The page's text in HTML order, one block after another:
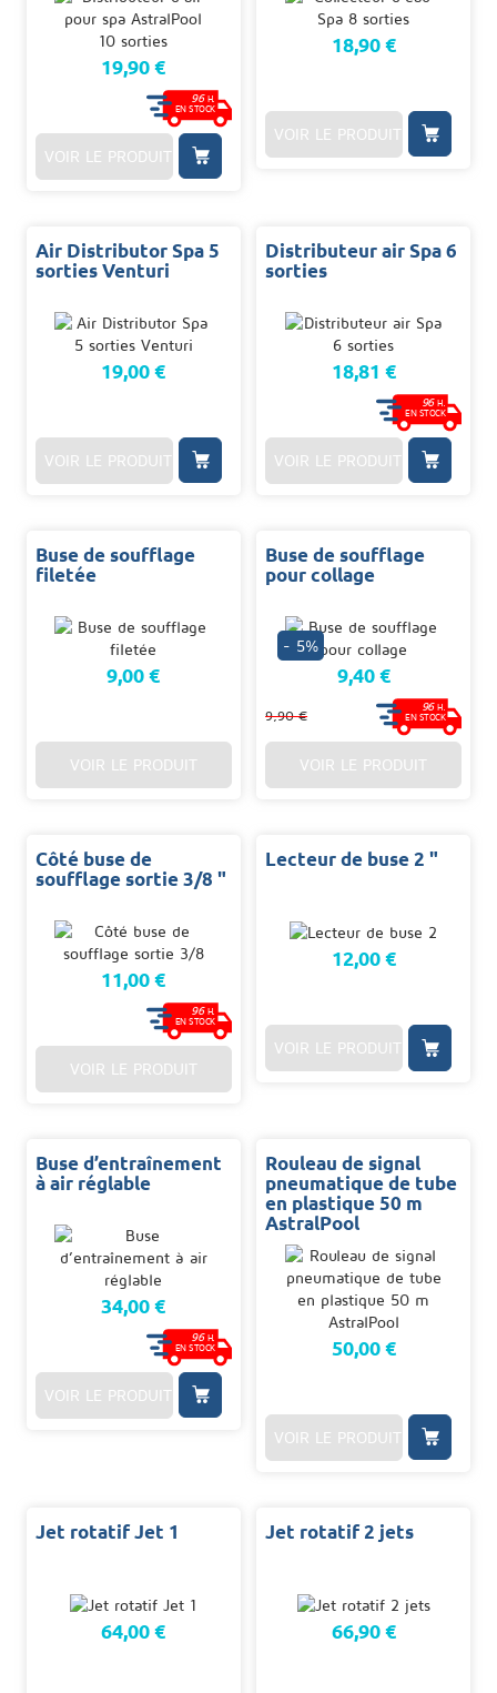
19,90 €
96 H.
EN STOCK
VOIR LE PRODUIT
18,90 €
VOIR LE PRODUIT
Air Distributor Spa 5
sorties Venturi
19,00 €
VOIR LE PRODUIT
Distributeur air Spa 6
sorties
18,81 €
96H.
EN STOCK
VOIR LE PRODUIT
Buse de soufflage
filetée
9,00 €
VOIR LE PRODUIT
Buse de soufflage
pour collage
- 5%
9,40 €
9,90 €
96H.
EN STOCK
VOIR LE PRODUIT
Côté buse de
soufflage sortie 3/8 "
11,00 €
96 H.
EN STOCK
VOIR LE PRODUIT
Lecteur de buse 2 "
12,00 €
VOIR LE PRODUIT
Buse d’entraînement
à air réglable
34,00 €
96 H.
EN STOCK
VOIR LE PRODUIT
Rouleau de signal
pneumatique de tube
en plastique 50 m
AstralPool
50,00 €
VOIR LE PRODUIT
Jet rotatif Jet 1
64,00 €
Jet rotatif 2 jets
66,90 €